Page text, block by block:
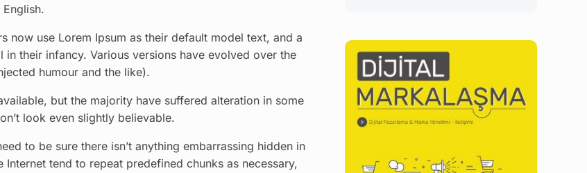
now use Lorem Ipsum as their default model text, and a
in their infancy. Various versions have evolved over the
humour and the like).
but the majority have suffered alteration in some
look even slightly believable.
to be sure there isn’t anything embarrassing hidden in
tend to repeat predefined chunks as necessary,